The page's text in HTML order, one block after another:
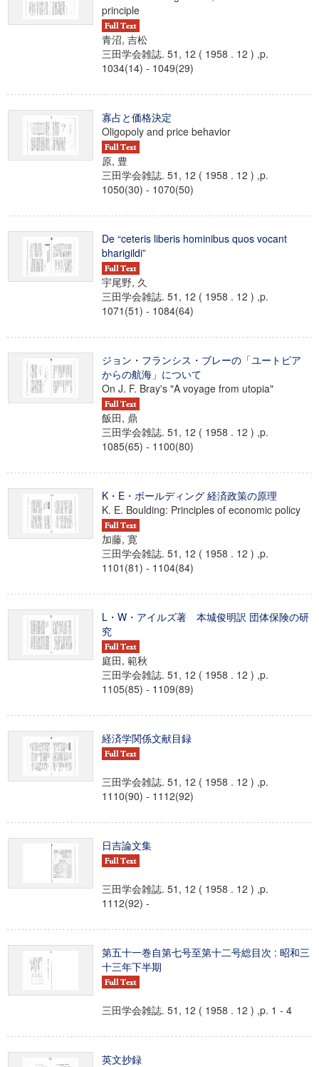
principle
青沼, 吉松
三田学会雑誌. 51, 12 ( 1958 . 12 ) ,p.
1034(14) - 1049(29)
寡占と価格決定
Oligopoly and price behavior
原, 豊
三田学会雑誌. 51, 12 ( 1958 . 12 ) ,p.
1050(30) - 1070(50)
De “ceteris liberis hominibus quos vocant
bharigildi”
宇尾野, 久
三田学会雑誌. 51, 12 ( 1958 . 12 ) ,p.
1071(51) - 1084(64)
ジョン・フランシス・ブレーの「ユートピア
からの航海」について
On J. F. Bray's "A voyage from utopia"
飯田, 鼎
三田学会雑誌. 51, 12 ( 1958 . 12 ) ,p.
1085(65) - 1100(80)
K・E・ボールディング 経済政策の原理
K. E. Boulding: Principles of economic policy
加藤, 寛
三田学会雑誌. 51, 12 ( 1958 . 12 ) ,p.
1101(81) - 1104(84)
L・W・アイルズ著 本城俊明訳 団体保険の研
究
庭田, 範秋
三田学会雑誌. 51, 12 ( 1958 . 12 ) ,p.
1105(85) - 1109(89)
経済学関係文献目録
三田学会雑誌. 51, 12 ( 1958 . 12 ) ,p.
1110(90) - 1112(92)
日吉論文集
三田学会雑誌. 51, 12 ( 1958 . 12 ) ,p.
1112(92) -
第五十一巻自第七号至第十二号総目次 : 昭和三
十三年下半期
三田学会雑誌. 51, 12 ( 1958 . 12 ) ,p. 1 - 4
英文抄録